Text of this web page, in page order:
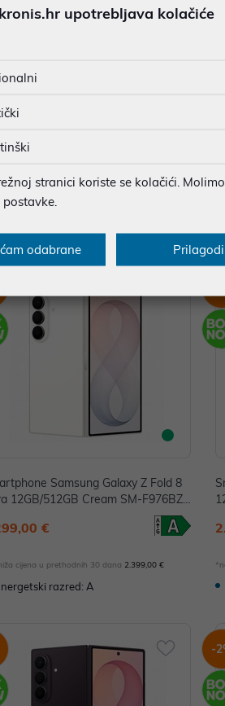
12GB/256GB Graphite SM-F976B
cijena u prethodnih 30 dana
Samsung Galaxy Z Fold 8
12GB/512GB Cream SM-F976BZ
€
cijena u prethodnih 30 dana 2.399,00 €
razred: A
-
upotrebljava kolačiće
stranici koriste se kolačići.
odabrane Prilagodi